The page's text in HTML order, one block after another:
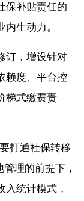
保补贴责任的
生动力。
订，增设针对
赖度、平台控
梯式缴费责
打通社保转移
管理的前提下，
统计模式，